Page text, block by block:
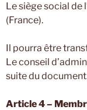
Le siège social de
(France).
Il pourra être
Le conseil
suite du
Article 4 –